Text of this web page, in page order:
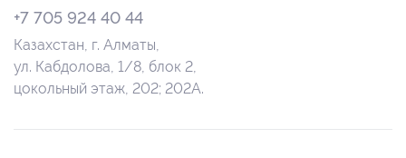
+7 705 924 40 44
Казахстан, г. Алматы,
ул. Кабдолова, 1/8, блок 2,
цокольный этаж, 202; 202А.